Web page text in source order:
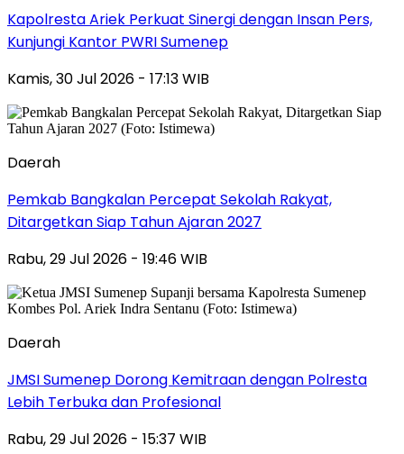
Kapolresta Ariek Perkuat Sinergi dengan Insan Pers,
Kunjungi Kantor PWRI Sumenep
Kamis, 30 Jul 2026 - 17:13 WIB
Daerah
Pemkab Bangkalan Percepat Sekolah Rakyat,
Ditargetkan Siap Tahun Ajaran 2027
Rabu, 29 Jul 2026 - 19:46 WIB
Daerah
JMSI Sumenep Dorong Kemitraan dengan Polresta
Lebih Terbuka dan Profesional
Rabu, 29 Jul 2026 - 15:37 WIB